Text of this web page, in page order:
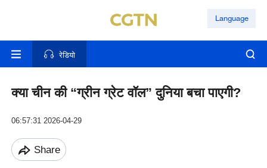
Language
रेडियो
क्या चीन की “ग्रीन ग्रेट वॉल” दुनिया बचा पाएगी?
06:57:31 2026-04-29
Share